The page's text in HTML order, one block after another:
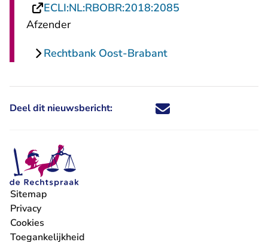
ECLI:NL:RBOBR:2018:2085
Afzender
Rechtbank Oost-Brabant
Deel dit nieuwsbericht: Deel dit nieuwsbericht via X -
Deel dit nieuwsbericht via
Deel dit nieuwsbericht
Deel dit
Sitemap
Privacy
Cookies
Toegankelijkheid